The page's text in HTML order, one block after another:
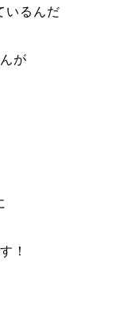
いるんだ
が
！